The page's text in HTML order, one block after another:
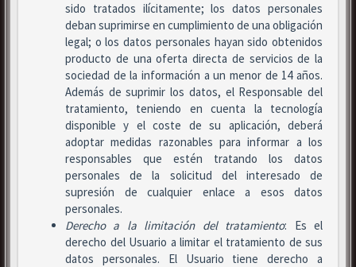
sido tratados ilícitamente; los datos personales
deban suprimirse en cumplimiento de una obligación
legal; o los datos personales hayan sido obtenidos
producto de una oferta directa de servicios de la
sociedad de la información a un menor de 14 años.
Además de suprimir los datos, el Responsable del
tratamiento, teniendo en cuenta la tecnología
disponible y el coste de su aplicación, deberá
adoptar medidas razonables para informar a los
responsables que estén tratando los datos
personales de la solicitud del interesado de
supresión de cualquier enlace a esos datos
personales.
Derecho a la limitación del tratamiento: Es el
derecho del Usuario a limitar el tratamiento de sus
datos personales. El Usuario tiene derecho a